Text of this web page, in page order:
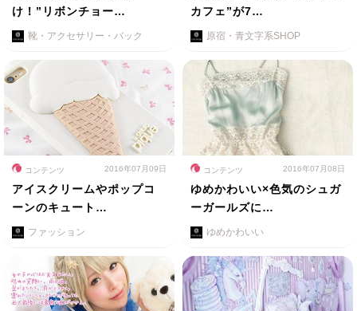
け！”リボンチョー…
靴・アクセサリー・バック
カフェ”が7…
原宿・青文字系SHOP
コンテンツ 2016年07月09日
アイスクリームやポップコ
ーンのキュート…
ファッション
コンテンツ 2016年07月08日
ゆめかわいい×色気のシュガ
ーガールズに…
ゆめかわいい